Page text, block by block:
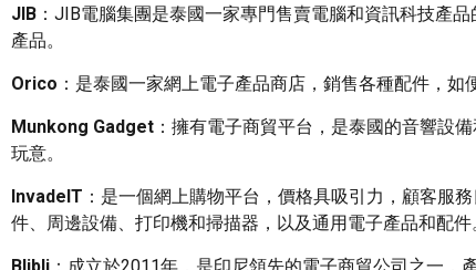
JIB ：JIB電腦集團是泰國一家專門售賣電腦和資訊科技產
產品。
Orico ：是泰國一家網上電子產品商店，銷售各種配件，如
Munkong Gadget ：擁有電子商貿平台，是泰國的音響設
玩意。
InvadeIT ：是一個網上購物平台，價格具吸引力，顧客服
件、周邊設備、打印機和掃描器，以及通用電子產品和配件